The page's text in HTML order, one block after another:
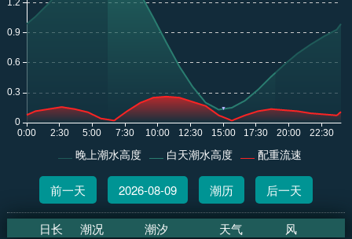
晚上潮水高度 白天潮水高度 配重流速
前一天 2026-08-09 潮历 后一天
日长 潮况 潮汐 天气 风